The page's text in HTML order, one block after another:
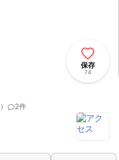
） 2件
保存
74